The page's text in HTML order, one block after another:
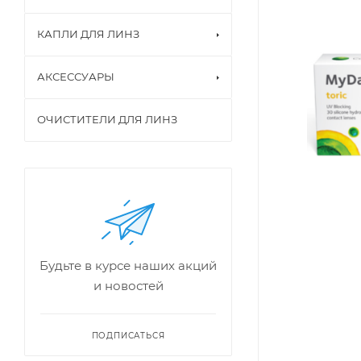
КАПЛИ ДЛЯ ЛИНЗ
АКСЕССУАРЫ
ОЧИСТИТЕЛИ ДЛЯ ЛИНЗ
Будьте в курсе наших акций
и новостей
ПОДПИСАТЬСЯ